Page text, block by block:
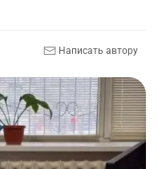
оформить
Написать автору